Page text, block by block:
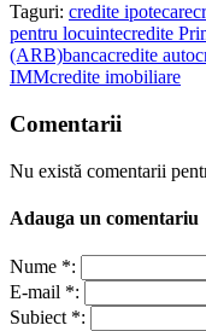
Taguri: credite ipotecare
pentru locuintecredite
(ARB)bancacredite auto
IMMcredite imobiliare
Comentarii
Nu există comentarii
Adauga un comentariu
Nume *:
E-mail *:
Subiect *: